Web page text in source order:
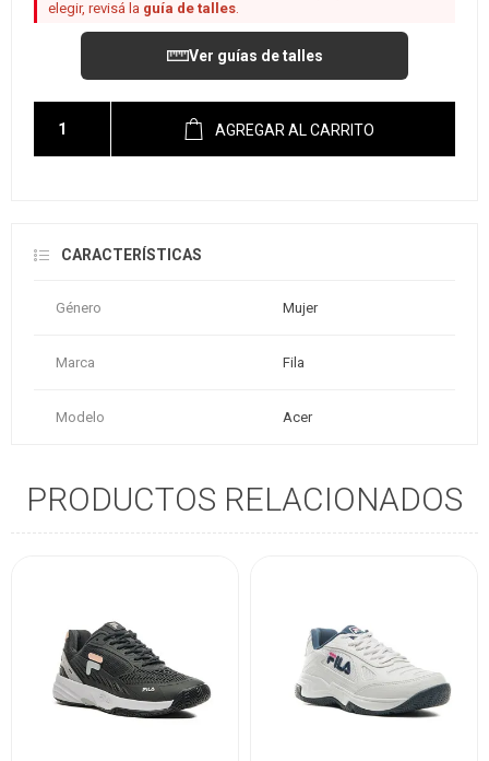
elegir, revisá la guía de talles
Ver guías de talles
AGREGAR AL CARRITO
CARACTERÍSTICAS
Género Mujer
Marca Fila
Modelo Acer
PRODUCTOS RELACIONADOS